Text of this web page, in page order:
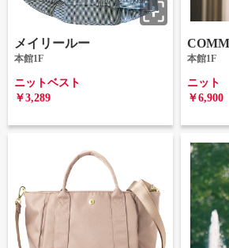
メイリールー
本館1F
ニットベスト
￥3,289
本館1F
ニット
￥6,900